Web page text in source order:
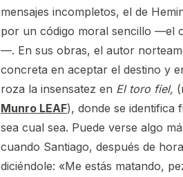
mensajes incompletos, el de
por un código moral sencillo —el
—. En sus obras, el autor
concreta en aceptar el destino y
roza la insensatez en El toro fiel,
Munro LEAF), donde se identifica
sea cual sea. Puede verse algo
cuando Santiago, después de
diciéndole: «Me estás matando,